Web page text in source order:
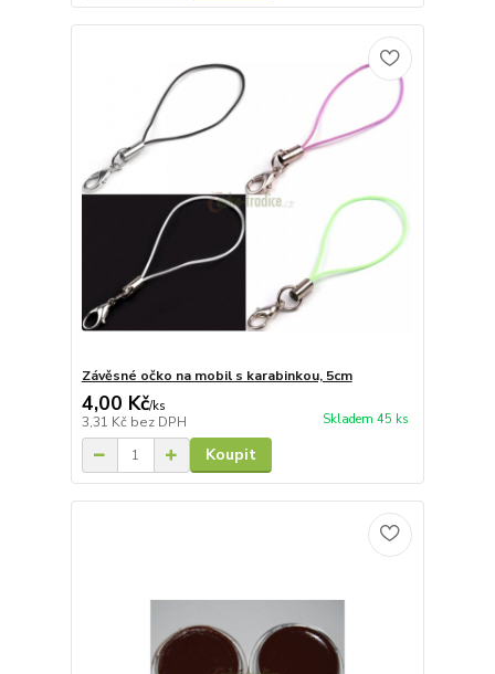
Závěsné očko na mobil s karabinkou, 5cm
4,00 Kč/ks
3,31 Kč bez DPH Skladem 45 ks
Koupit